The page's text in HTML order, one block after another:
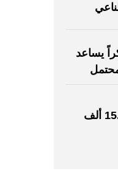
يساعد
الطفل «عمر» يحتاج إلى 15.6 ألف